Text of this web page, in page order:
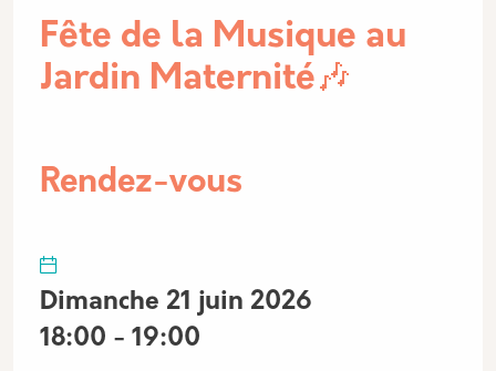
Fête de la Musique au
Jardin Maternité🎶
Rendez-vous
Dimanche 21 juin 2026
18:00 - 19:00